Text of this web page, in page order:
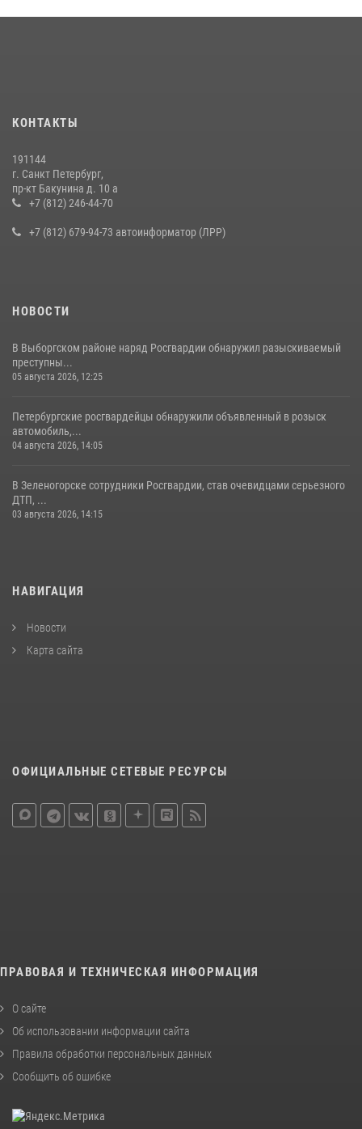
на III Международном петербургском цифровом форуме
В Ленобласти сотрудники Росгвардии провели встречу с
воспитанниками детского клуба «Умные каникулы»
КОНТАКТЫ
191144
г. Санкт Петербург,
пр-кт Бакунина д. 10 а
+7 (812) 246-44-70
+7 (812) 679-94-73 автоинформатор (ЛРР)
НОВОСТИ
В Выборгском районе наряд Росгвардии обнаружил разыскиваемый
преступны...
05 августа 2026, 12:25
Петербургские росгвардейцы обнаружили объявленный в розыск
автомобиль,...
04 августа 2026, 14:05
В Зеленогорске сотрудники Росгвардии, став очевидцами серьезного
ДТП, ...
03 августа 2026, 14:15
НАВИГАЦИЯ
Новости
Карта сайта
ОФИЦИАЛЬНЫЕ СЕТЕВЫЕ РЕСУРСЫ
ПРАВОВАЯ И ТЕХНИЧЕСКАЯ ИНФОРМАЦИЯ
О сайте
Об использовании информации сайта
Правила обработки персональных данных
Сообщить об ошибке